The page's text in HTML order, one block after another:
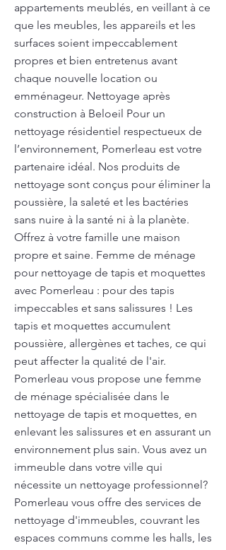
appartements meublés, en veillant à ce
que les meubles, les appareils et les
surfaces soient impeccablement
propres et bien entretenus avant
chaque nouvelle location ou
emménageur. Nettoyage après
construction à Beloeil Pour un
nettoyage résidentiel respectueux de
l’environnement, Pomerleau est votre
partenaire idéal. Nos produits de
nettoyage sont conçus pour éliminer la
poussière, la saleté et les bactéries
sans nuire à la santé ni à la planète.
Offrez à votre famille une maison
propre et saine. Femme de ménage
pour nettoyage de tapis et moquettes
avec Pomerleau : pour des tapis
impeccables et sans salissures ! Les
tapis et moquettes accumulent
poussière, allergènes et taches, ce qui
peut affecter la qualité de l'air.
Pomerleau vous propose une femme
de ménage spécialisée dans le
nettoyage de tapis et moquettes, en
enlevant les salissures et en assurant un
environnement plus sain. Vous avez un
immeuble dans votre ville qui
nécessite un nettoyage professionnel?
Pomerleau vous offre des services de
nettoyage d'immeubles, couvrant les
espaces communs comme les halls, les